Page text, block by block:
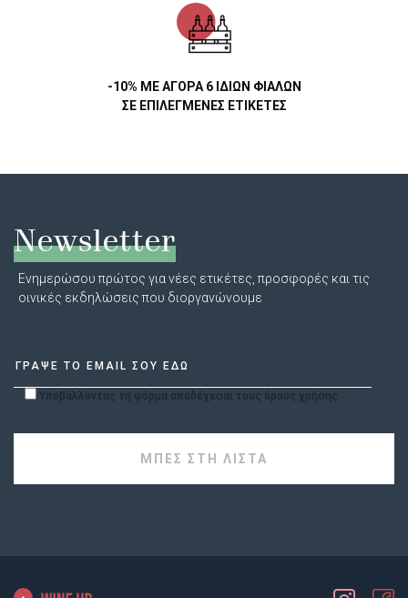
-10% ΜΕ ΑΓΟΡΑ 6 ΙΔΙΩΝ ΦΙΑΛΩΝ
ΣΕ ΕΠΙΛΕΓΜΕΝΕΣ ΕΤΙΚΕΤΕΣ
Newsletter
Ενημερώσου πρώτος για νέες ετικέτες, προσφορές και τις
οινικές εκδηλώσεις που διοργανώνουμε
Υποβάλλοντας τη φόρμα αποδέχεσαι τους όρους χρήσης